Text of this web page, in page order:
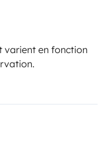
varient en fonction